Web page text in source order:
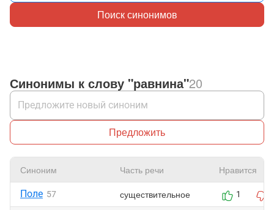
Поиск синонимов
Синонимы к слову "равнина"20
Предложить
Синоним Часть речи Нравится
Поле 57 существительное 1